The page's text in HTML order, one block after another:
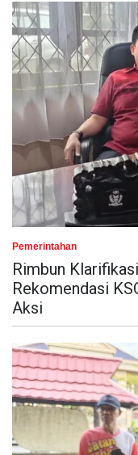
Pemerintahan
Rimbun
Rekomendasi
Aksi